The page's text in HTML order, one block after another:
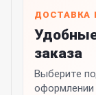
ДОСТАВКА
заказа
Выберите
оформлении